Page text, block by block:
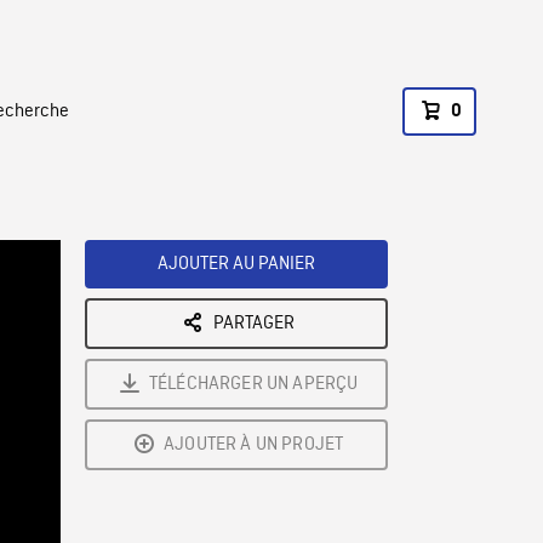
0
AJOUTER AU PANIER
PARTAGER
TÉLÉCHARGER UN APERÇU
AJOUTER À UN PROJET